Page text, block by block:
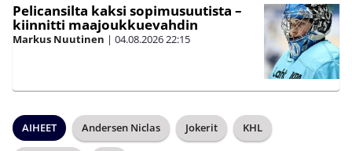
Pelicansilta kaksi sopimusuutista –
kiinnitti maajoukkuevahdin
Markus Nuutinen | 04.08.2026 22:15
AIHEET Andersen Niclas Jokerit KHL